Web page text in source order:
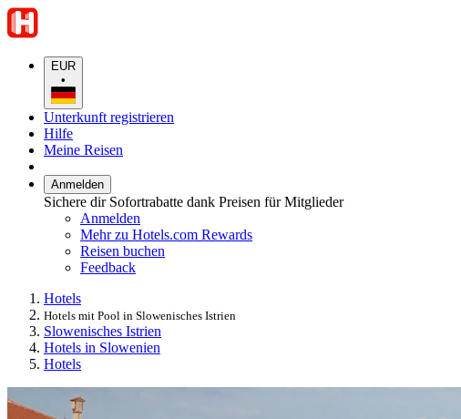
EUR
•
Unterkunft registrieren
Hilfe
Meine Reisen
Anmelden
Sichere dir Sofortrabatte dank Preisen für Mitglieder
Anmelden
Mehr zu Hotels.com Rewards
Reisen buchen
Feedback
Hotels
Hotels mit Pool in Slowenisches Istrien
Slowenisches Istrien
Hotels in Slowenien
Hotels